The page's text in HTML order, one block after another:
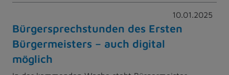
10.01.2025
Bürgersprechstunden des Ersten
Bürgermeisters – auch digital
möglich